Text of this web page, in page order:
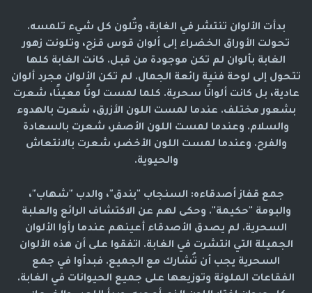
بدأت الألوان تنتشر في الغابة، وتُلون كل شيء تلمسه.
تحولت الأوراق الخضراء إلى ألوان قوس قزح، وتلونت زهور
الغابة بألوان لم تكن موجودة من قبل. كانت الغابة كلها
تتحول إلى لوحة فنية رائعة الجمال. لم تكن الألوان مجرد ألوان
عادية، بل كانت ألوانًا سحرية. كلما لمست لونًا معينًا، شعرت
بشعور مختلف. عندما لمست اللون الأزرق، شعرت بالهدوء
والسلام. وعندما لمست اللون الأصفر، شعرت بالسعادة
والفرح. وعندما لمست اللون الأخضر، شعرت بالانتعاش
والحيوية.
جمع قفاز أصدقاءه: السنجاب "بندق"، والدب "شهاب"،
والبومة "حكيمة". وحكى لهم عن الاكتشاف الرائع والعلبة
السحرية. لم يصدق الأصدقاء أعينهم عندما رأوا الألوان
الجميلة التي انتشرت في الغابة. اتفقوا على أن هذه الألوان
السحرية يجب أن تُشارك مع الجميع. فبدأوا في جمع
الفقاعات الملونة وتوزيعها على جميع الحيوانات في الغابة.